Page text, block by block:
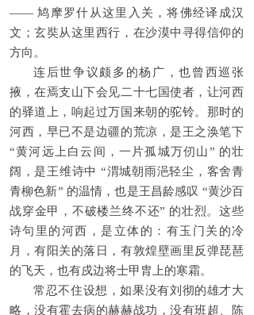
—— 鸠摩罗什从这里入关，将佛经译成汉
文；玄奘从这里西行，在沙漠中寻得信仰的
方向。
连后世争议颇多的杨广，也曾西巡张
掖，在焉支山下会见二十七国使者，让河西
的驿道上，响起过万国来朝的驼铃。那时的
河西，早已不是边疆的荒凉，是王之涣笔下
“黄河远上白云间，一片孤城万仞山” 的壮
阔，是王维诗中 “渭城朝雨浥轻尘，客舍青
青柳色新” 的温情，也是王昌龄感叹 “黄沙百
战穿金甲，不破楼兰终不还” 的壮烈。这些
诗句里的河西，是立体的：有玉门关的冷
月，有阳关的落日，有敦煌壁画里反弹琵琶
的飞天，也有戍边将士甲胄上的寒霜。
常忍不住设想，如果没有刘彻的雄才大
略，没有霍去病的赫赫战功，没有班超、陈